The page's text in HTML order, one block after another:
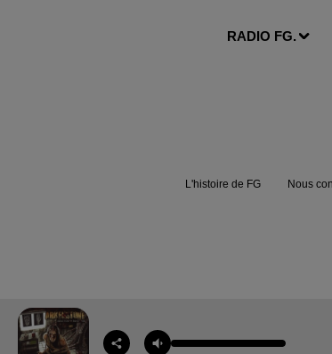
RADIO FG.
L'histoire de FG Nous